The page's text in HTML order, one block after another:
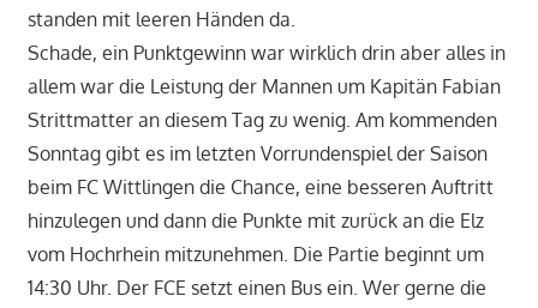
standen mit leeren Händen da.
Schade, ein Punktgewinn war wirklich drin aber alles in
allem war die Leistung der Mannen um Kapitän Fabian
Strittmatter an diesem Tag zu wenig. Am kommenden
Sonntag gibt es im letzten Vorrundenspiel der Saison
beim FC Wittlingen die Chance, eine besseren Auftritt
hinzulegen und dann die Punkte mit zurück an die Elz
vom Hochrhein mitzunehmen. Die Partie beginnt um
14:30 Uhr. Der FCE setzt einen Bus ein. Wer gerne die